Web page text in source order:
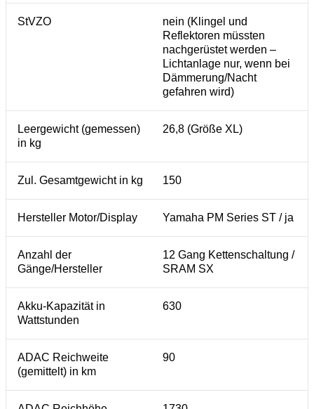
StVZO
nein (Klingel und
Reflektoren müssten
nachgerüstet werden –
Lichtanlage nur, wenn bei
Dämmerung/Nacht
gefahren wird)
Leergewicht (gemessen)
in kg
26,8 (Größe XL)
Zul. Gesamtgewicht in kg 150
Hersteller Motor/Display Yamaha PM Series ST / ja
Anzahl der
Gänge/Hersteller
12 Gang Kettenschaltung /
SRAM SX
Akku-Kapazität in
Wattstunden
630
ADAC Reichweite
(gemittelt) in km
90